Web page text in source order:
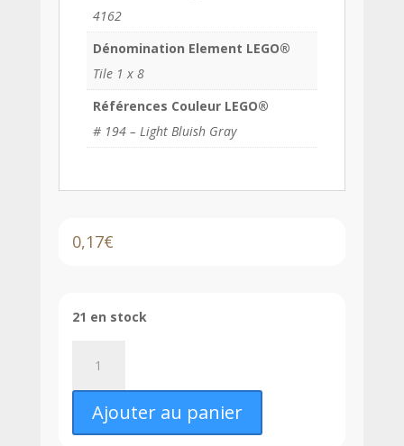
4162
Dénomination Element LEGO®
Tile 1 x 8
Références Couleur LEGO®
# 194 – Light Bluish Gray
0,17€
21 en stock
LEGO®
Tuile
1
Ajouter au panier